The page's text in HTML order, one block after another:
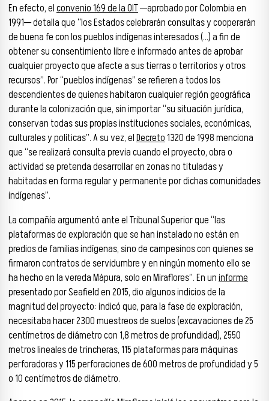
En efecto, elconvenio 169 de la OIT─aprobado por Colombia en
1991─ detalla que “los Estados celebrarán consultas y cooperarán
de buena fe con los pueblos indígenas interesados (…) a fin de
obtener su consentimiento libre e informado antes de aprobar
cualquier proyecto que afecte a sus tierras o territorios y otros
recursos”. Por “pueblos indígenas” se refieren a todos los
descendientes de quienes habitaron cualquier región geográfica
durante la colonización que, sin importar “su situación jurídica,
conservan todas sus propias instituciones sociales, económicas,
culturales y políticas”. A su vez, elDecreto1320 de 1998 menciona
que “se realizará consulta previa cuando el proyecto, obra o
actividad se pretenda desarrollar en zonas no tituladas y
habitadas en forma regular y permanente por dichas comunidades
indígenas”.
La compañía argumentó ante el Tribunal Superior que “las
plataformas de exploración que se han instalado no están en
predios de familias indígenas, sino de campesinos con quienes se
firmaron contratos de servidumbre y en ningún momento ello se
ha hecho en la vereda Mápura, solo en Miraflores”. En uninforme
presentado por Seafield en 2015, dio algunos indicios de la
magnitud del proyecto: indicó que, para la fase de exploración,
necesitaba hacer 2300 muestreos de suelos (excavaciones de 25
centímetros de diámetro con 1,8 metros de profundidad), 2550
metros lineales de trincheras, 115 plataformas para máquinas
perforadoras y 115 perforaciones de 600 metros de profundidad y 5
o 10 centímetros de diámetro.